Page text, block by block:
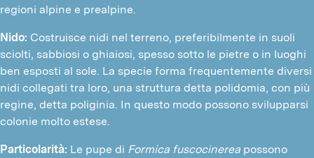
regioni alpine e prealpine.
Nido: Costruisce nidi nel terreno, preferibilmente in suoli
sciolti, sabbiosi o ghiaiosi, spesso sotto le pietre o in luoghi
ben esposti al sole. La specie forma frequentemente diversi
nidi collegati tra loro, una struttura detta polidomia, con più
regine, detta poliginia. In questo modo possono svilupparsi
colonie molto estese.
Particolarità: Le pupe di Formica fuscocinerea possono